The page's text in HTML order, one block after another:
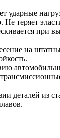
ударные
Не теряет
при
на
деталей из